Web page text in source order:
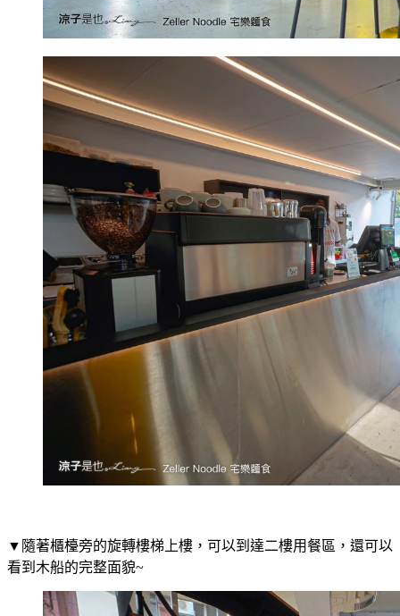
▼隨著櫃檯旁的旋轉樓梯上樓，可以到達二樓用餐區，還可以
看到木船的完整面貌~